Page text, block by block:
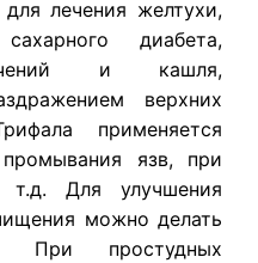
лечения желтухи,
диабета,
и кашля,
верхних
применяется
язв, при
Для улучшения
можно делать
При простудных